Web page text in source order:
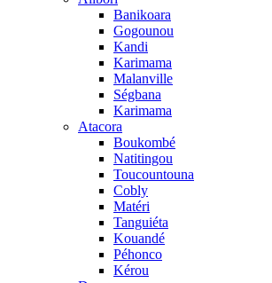
Banikoara
Gogounou
Kandi
Karimama
Malanville
Ségbana
Karimama
Atacora
Boukombé
Natitingou
Toucountouna
Cobly
Matéri
Tanguiéta
Kouandé
Péhonco
Kérou